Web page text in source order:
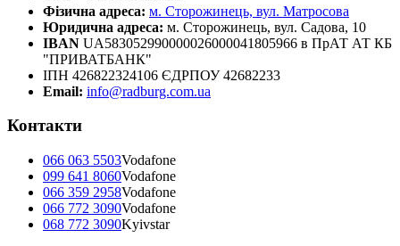
Фізична адреса: м. Сторожинець, вул. Матросова
Юридична адреса: м. Сторожинець, вул. Садова, 10
IBAN UA583052990000026000041805966 в ПрАТ АТ КБ
"ПРИВАТБАНК"
ІПН 426822324106 ЄДРПОУ 42682233
Email: info@radburg.com.ua
Контакти
066 063 5503Vodafone
099 641 8060Vodafone
066 359 2958Vodafone
066 772 3090Vodafone
068 772 3090Kyivstar